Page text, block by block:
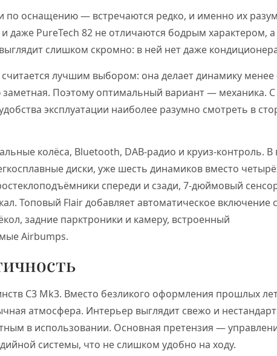
по оснащению — встречаются редко, и именно их
даже PureTech 82 не отличаются бодрым характером, а
слишком скромно: в ней нет даже
считается лучшим выбором: она делает динамику менее
заметная. Поэтому оптимальный вариант — механика. С
эксплуатации наиболее разумно смотреть в
колёса, Bluetooth, DAB-радио и круиз-контроль. В
диски, уже шесть динамиков вместо
спереди и сзади, 7-дюймовый
Топовый Flair добавляет автоматическое включение
задние парктроники и камеру, встроенный
Airbumps.
C3 Mk3. Вместо безликого оформления прошлых
атмосфера. Интерьер выглядит свежо и
в использовании. Основная претензия —
системы, что не слишком удобно на ходу.